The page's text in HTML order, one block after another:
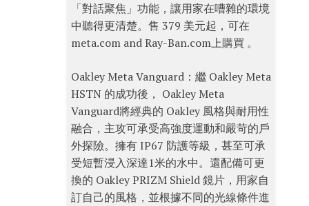
「對話聚焦」功能，讓用家在嘈雜的環境
中聽得更清楚。售 379 美元起，可在
meta.com and Ray-Ban.com上購買 。
Oakley Meta Vanguard：繼 Oakley Meta
HSTN 的成功後， Oakley Meta
Vanguard將經典的 Oakley 風格與耐用性
融合，主攻可承受高強度運動和嚴苛的戶
外探險。擁有 IP67 防護等級，甚至可承
受短暫浸入深達1米的水中。還配備可更
換的 Oakley PRIZM Shield 鏡片，用家自
訂自己的風格，並根據不同的光線條件進